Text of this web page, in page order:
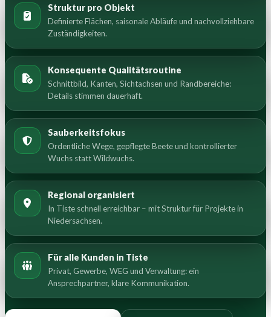
Struktur pro Objekt
Definierte Flächen, saisonale Abläufe und nachvollziehbare
Zuständigkeiten.
Konsequente Qualitätsroutine
Schnittbild, Kanten, Sichtachsen und Randbereiche:
Details stimmen dauerhaft.
Sauberkeitsfokus
Ordentliche Wege, gepflegte Beete und kontrollierter
Wuchs statt Wildwuchs.
Regional organisiert
In Tiste schnell erreichbar – mit Struktur für Projekte in
Niedersachsen.
Für alle Kunden in Tiste
Privat, Gewerbe, WEG und Verwaltung: ein
Ansprechpartner, klare Kommunikation.